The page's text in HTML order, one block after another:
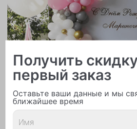
Арки и гирлянды из шаров
Получить
первый заказ
Оставьте ваши данные и мы
ближайшее время